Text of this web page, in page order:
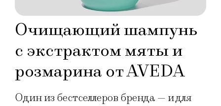
Очищающий шампунь
c экстрактом мяты и
розмарина от AVEDA
Один из бестселлеров бренда — и для